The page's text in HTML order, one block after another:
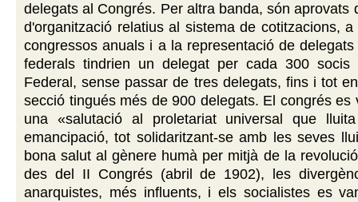
delegats al Congrés. Per altra banda, són aprovats
d'organització relatius al sistema de cotitzacions,
congressos anuals i a la representació de
federals tindrien un delegat per cada 300 socis
Federal, sense passar de tres delegats, fins i tot
secció tingués més de 900 delegats. El congrés es
una «salutació al proletariat universal que
emancipació, tot solidaritzant-se amb les seves
bona salut al gènere humà per mitjà de la
des del II Congrés (abril de 1902), les
anarquistes, més influents, i els socialistes es